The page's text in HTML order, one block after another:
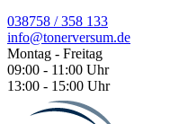
038758 / 358 133
info@tonerversum.de
Montag - Freitag
09:00 - 11:00 Uhr
13:00 - 15:00 Uhr